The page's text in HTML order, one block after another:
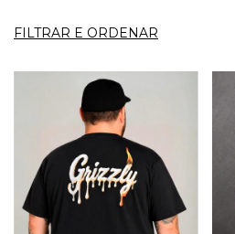
FILTRAR E ORDENAR